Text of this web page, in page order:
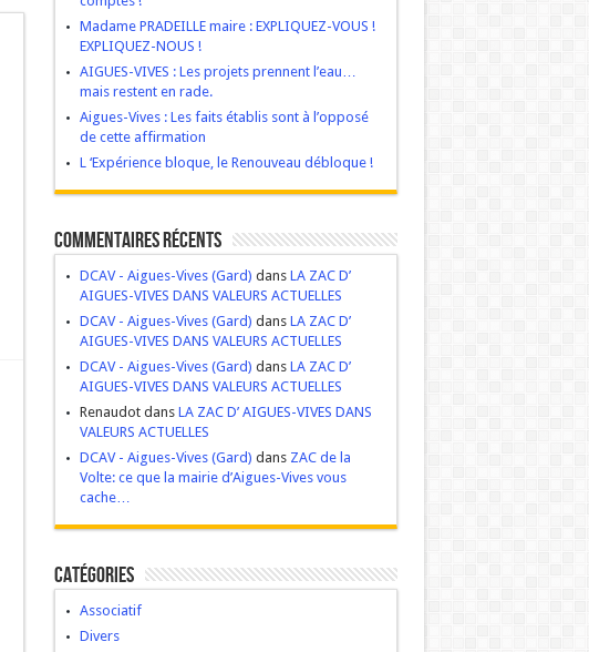
Madame PRADEILLE maire : EXPLIQUEZ-VOUS !
EXPLIQUEZ-NOUS !
AIGUES-VIVES : Les projets prennent l’eau…
mais restent en rade.
Aigues-Vives : Les faits établis sont à l’opposé
de cette affirmation
L ‘Expérience bloque, le Renouveau débloque !
Commentaires récents
DCAV - Aigues-Vives (Gard) dans LA ZAC D’
AIGUES-VIVES DANS VALEURS ACTUELLES
DCAV - Aigues-Vives (Gard) dans LA ZAC D’
AIGUES-VIVES DANS VALEURS ACTUELLES
DCAV - Aigues-Vives (Gard) dans LA ZAC D’
AIGUES-VIVES DANS VALEURS ACTUELLES
Renaudot dans LA ZAC D’ AIGUES-VIVES DANS
VALEURS ACTUELLES
DCAV - Aigues-Vives (Gard) dans ZAC de la
Volte: ce que la mairie d’Aigues-Vives vous
cache…
Catégories
Associatif
Divers